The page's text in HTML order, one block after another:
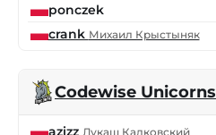
ponczek
crank Михаил Крыстыняк
Codewise Unicorns
azizz Лукаш Калковский